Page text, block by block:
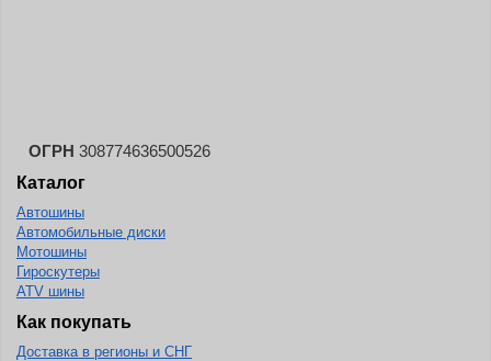
BlackHawk
Blacklion
ОГРН 308774636500526
Каталог
Автошины
Автомобильные диски
Мотошины
Гироскутеры
ATV шины
Как покупать
Доставка в регионы и СНГ